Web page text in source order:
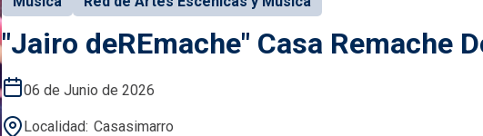
"Jairo deREmache" Casa Remache
06 de Junio de 2026
Localidad Casasimarro